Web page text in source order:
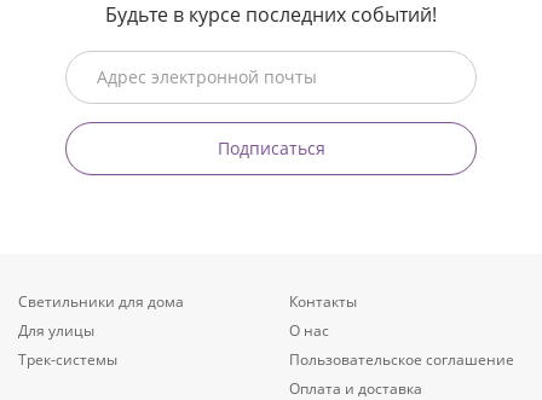
Будьте в курсе последних событий!
Подписаться
Светильники для дома
Для улицы
Трек-системы
Контакты
О нас
Пользовательское соглашение
Оплата и доставка